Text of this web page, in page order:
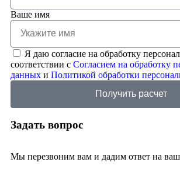
Ваше имя
Я даю согласие на обработку
соответствии с Согласием на обработку
данных и Политикой обработки
Получить расчет
Задать вопрос
Мы перезвоним вам и дадим ответ на